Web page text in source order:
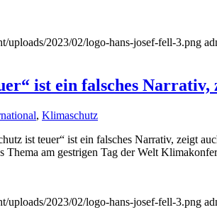
uploads/2023/02/logo-hans-josef-fell-3.png
ist ein falsches
, Klimaschutz
ist teuer“ ist ein falsches Narrativ, zeigt
Thema am gestrigen Tag der Welt
uploads/2023/02/logo-hans-josef-fell-3.png